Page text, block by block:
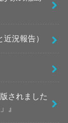
況報告）
されました
』